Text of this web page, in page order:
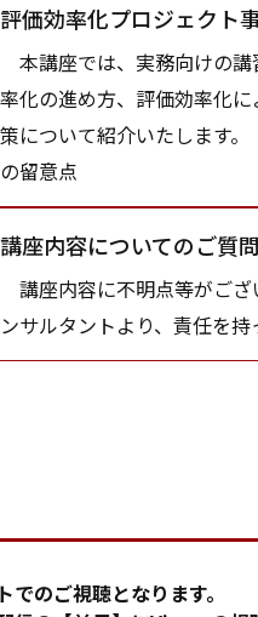
評価効率化プロジェクト
本講座では、実務向けの講
率化の進め方、評価効率化
策について紹介いたします
の留意点
講座内容についてのご質
講座内容に不明点等がござ
ンサルタントより、責任を
のご視聴となります。